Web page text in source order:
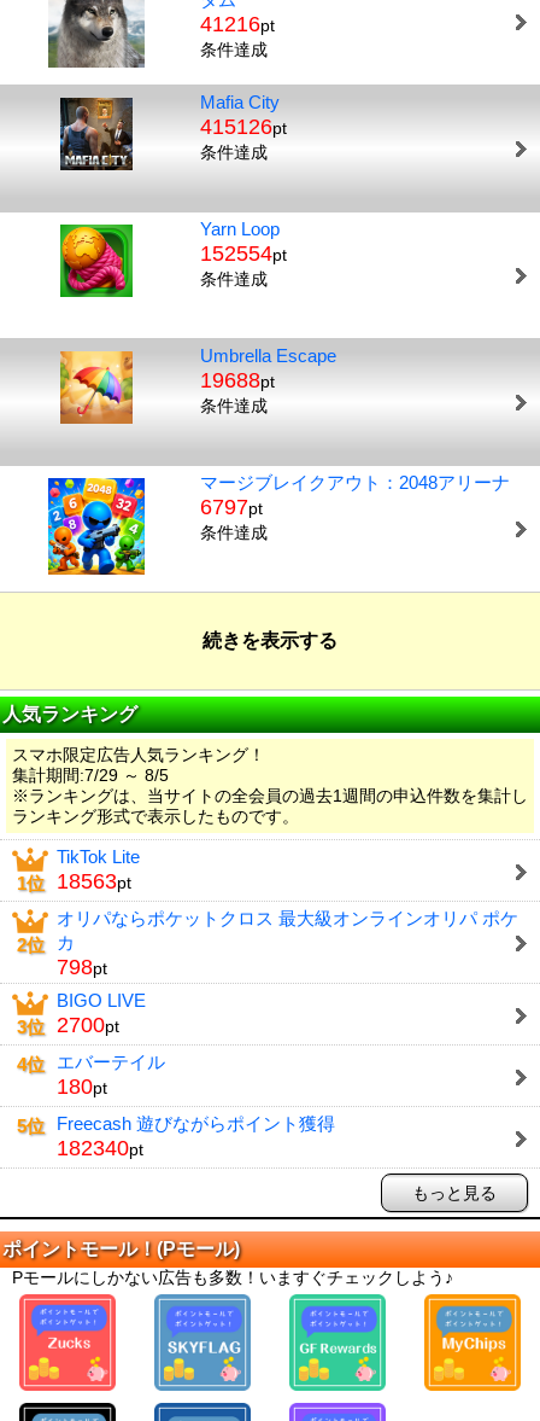
41216pt
条件達成
Mafia City
415126pt
条件達成
Yarn Loop
152554pt
条件達成
Umbrella Escape
19688pt
条件達成
マージブレイクアウト：2048アリーナ
6797pt
条件達成
続きを表示する
人気ランキング
スマホ限定広告人気ランキング！
集計期間:7/29 ～ 8/5
※ランキングは、当サイトの全会員の過去1週間の申込件数を集計し
ランキング形式で表示したものです。
1位
TikTok Lite
18563pt
2位
オリパならポケットクロス 最大級オンラインオリパ ポケ
カ
798pt
3位
BIGO LIVE
2700pt
4位 エバーテイル
180pt
5位 Freecash 遊びながらポイント獲得
182340pt
もっと見る
ポイントモール！(Pモール)
Pモールにしかない広告も多数！いますぐチェックしよう♪